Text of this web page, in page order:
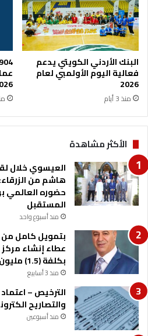
و
ل
و
م
ب
ي
ا
و
ع
ل
ع
ل
ى
ت
ص
ي
ح
ل
أ
خ
ط
ا
ء
ف
ي
م
غ
ي
ر
ا
ل
ر
ا
ن
البنك الأردني الكويتي يدعم
فعالية اليوم الأولمبي لعام
2026
منذ 3 أيام
الأكثر مشاهدة
العيسوي خلال
هاشم من
حضوره العالمي
المستقبل
منذ أسبوع واحد
بتمويل كامل من
عطاء إنشاء
بكلفة (1.5) مليون دينار
منذ 3 أسابيع
الترخيص –
والتصاريح
منذ أسبوعين